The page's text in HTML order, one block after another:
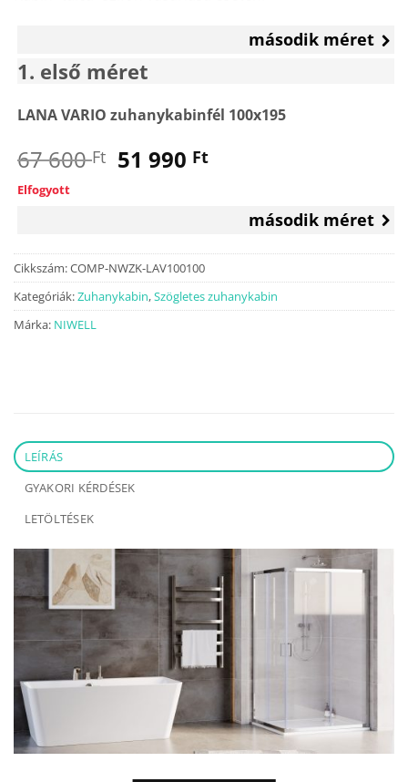
második méret
1 első méret
LANA VARIO zuhanykabinfél 100x195
67 600Ft Original
600 Ft.
51 990 FtCurrent
990 Ft.
Elfogyott
második méret
Cikkszám:COMP-NWZK-LAV100100
Kategóriák:Zuhanykabin,Szögletes zuhanykabin
Márka: NIWELL
LEÍRÁS
GYAKORI KÉRDÉSEK
LETÖLTÉSEK